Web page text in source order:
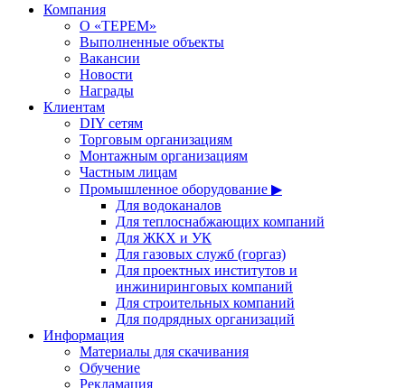
Компания
О «ТЕРЕМ»
Выполненные объекты
Вакансии
Новости
Награды
Клиентам
DIY сетям
Торговым организациям
Монтажным организациям
Частным лицам
Промышленное оборудование ▶
Для водоканалов
Для теплоснабжающих компаний
Для ЖКХ и УК
Для газовых служб (горгаз)
Для проектных институтов и
инжиниринговых компаний
Для строительных компаний
Для подрядных организаций
Информация
Материалы для скачивания
Обучение
Рекламация